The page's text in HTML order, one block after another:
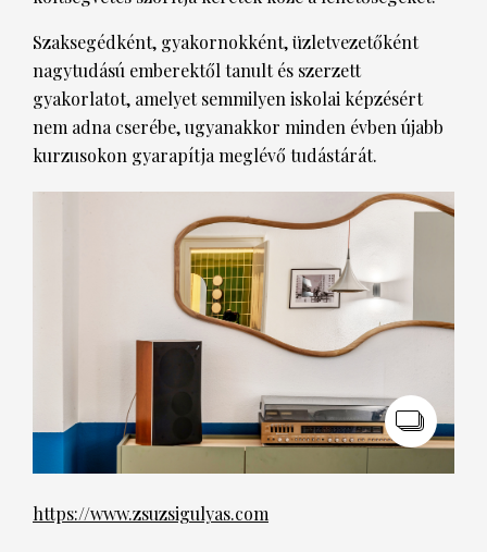
Szaksegédként, gyakornokként, üzletvezetőként
nagytudású emberektől tanult és szerzett
gyakorlatot, amelyet semmilyen iskolai képzésért
nem adna cserébe, ugyanakkor minden évben újabb
kurzusokon gyarapítja meglévő tudástárát.
https://www.zsuzsigulyas.com